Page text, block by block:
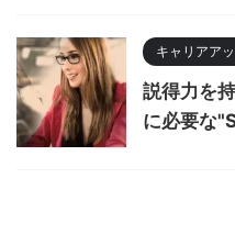
キャリアア
説得力を
に必要な